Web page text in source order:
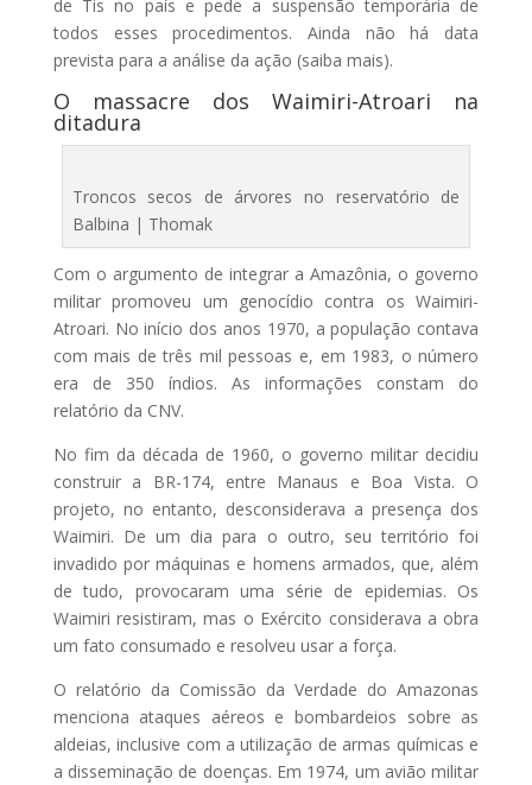
de Tis no país e pede a suspensão temporária de
todos esses procedimentos. Ainda não há data
prevista para a análise da ação (saiba mais).
O massacre dos Waimiri-Atroari na
ditadura
Troncos secos de árvores no reservatório de
Balbina | Thomak
Com o argumento de integrar a Amazônia, o governo
militar promoveu um genocídio contra os Waimiri-
Atroari. No início dos anos 1970, a população contava
com mais de três mil pessoas e, em 1983, o número
era de 350 índios. As informações constam do
relatório da CNV.
No fim da década de 1960, o governo militar decidiu
construir a BR-174, entre Manaus e Boa Vista. O
projeto, no entanto, desconsiderava a presença dos
Waimiri. De um dia para o outro, seu território foi
invadido por máquinas e homens armados, que, além
de tudo, provocaram uma série de epidemias. Os
Waimiri resistiram, mas o Exército considerava a obra
um fato consumado e resolveu usar a força.
O relatório da Comissão da Verdade do Amazonas
menciona ataques aéreos e bombardeios sobre as
aldeias, inclusive com a utilização de armas químicas e
a disseminação de doenças. Em 1974, um avião militar